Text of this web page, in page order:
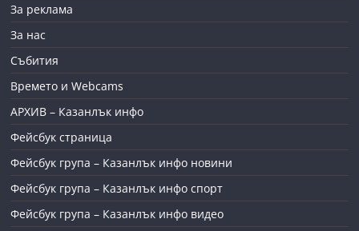
За реклама
За нас
Събития
Времето и Webcams
АРХИВ – Казанлък инфо
Фейсбук страница
Фейсбук група – Казанлък инфо новини
Фейсбук група – Казанлък инфо спорт
Фейсбук група – Казанлък инфо видео